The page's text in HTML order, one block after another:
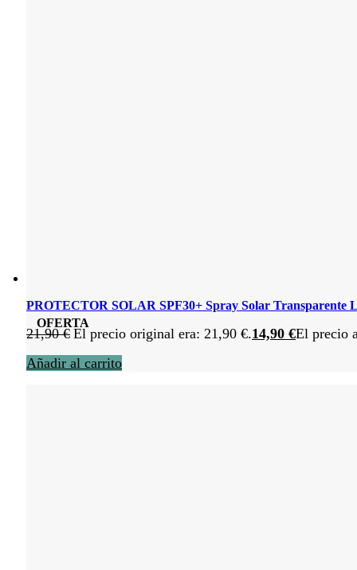
OFERTA
PROTECTOR SOLAR SPF30+ Spray Solar Transparente
21,90€ El precio original era: 21,90 €.14,90 €El precio
Añadir al carrito